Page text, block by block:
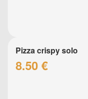
Pizza crispy solo
8.50 €